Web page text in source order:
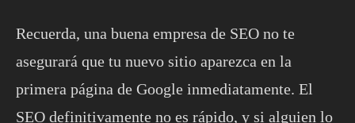
Recuerda, una buena empresa de SEO no te
asegurará que tu nuevo sitio aparezca en la
primera página de Google inmediatamente. El
SEO definitivamente no es rápido, y si alguien lo